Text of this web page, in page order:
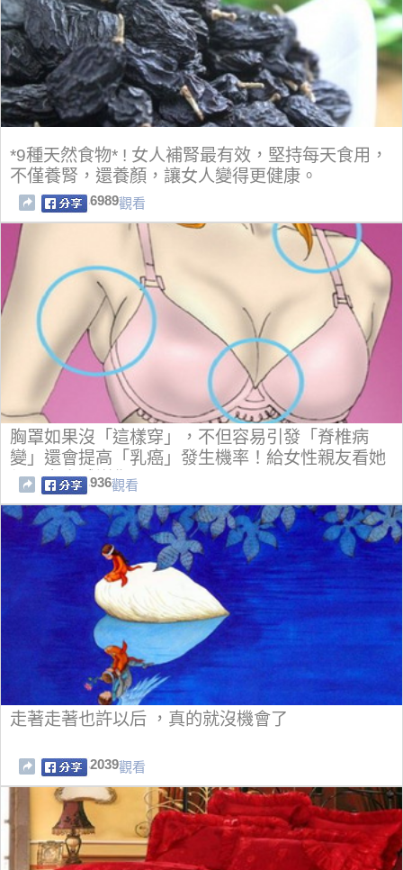
*9種天然食物* ! 女人補腎最有效，堅持每天食用，
不僅養腎，還養顏，讓女人變得更健康。
6989觀看
胸罩如果沒「這樣穿」，不但容易引發「脊椎病
變」還會提高「乳癌」發生機率！給女性親友看她
們一定會感謝你！
936觀看
走著走著也許以后 ，真的就沒機會了
2039觀看